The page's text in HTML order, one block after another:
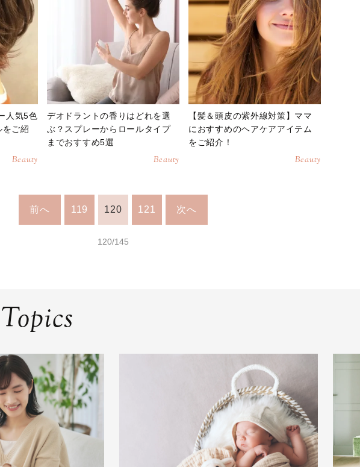
人気5色
をご紹
Beauty
デオドラントの香りはどれを選
ぶ？スプレーからロールタイプ
までおすすめ5選
Beauty
【髪＆頭皮の紫外線対策】ママ
におすすめのヘアケアアイテム
をご紹介！
Beauty
前へ 119 120 121 次へ
120/145